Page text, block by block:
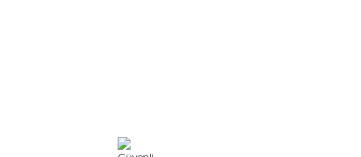
Ürün fiyatı diğer sitelerden daha pahalı.